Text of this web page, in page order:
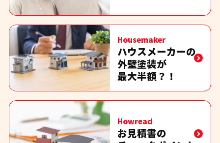
Housemaker
ハウスメーカーの
外壁塗装が
最大半額？！
Howread
お見積書の